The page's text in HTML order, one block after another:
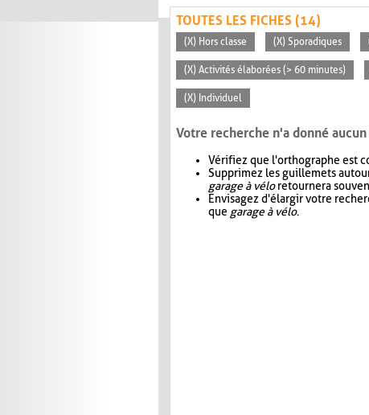
TOUTES LES FICHES (14)
(X) Hors classe (X) Sporadiques
(X) Activités élaborées (> 60 minutes)
(X) Individuel
Votre recherche n'a donné
Vérifiez que l'orthographe est
Supprimez les guillemets
garage à véloretournera
Envisagez d'élargir votre
que garage à vélo.